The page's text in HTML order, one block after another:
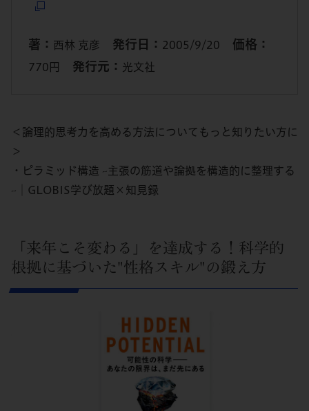
著： 西林 克彦 発行日： 2005/9/20 価格：
770円 発行元： 光文社
＜論理的思考力を高める方法についてもっと知りたい方に
＞
・ピラミッド構造 ~主張の筋道や論拠を構造的に整理する
~│GLOBIS学び放題×知見録
「来年こそ変わる」を達成する！科学的
根拠に基づいた"性格スキル"の鍛え方